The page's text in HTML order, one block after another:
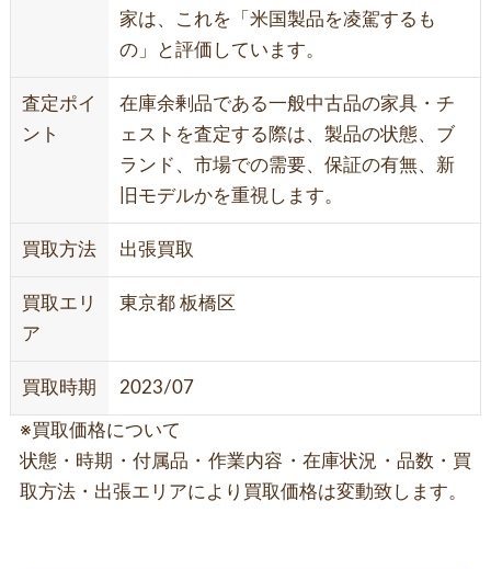
家は、これを「米国製品を凌駕するも
の」と評価しています。
査定ポイ
ント
在庫余剰品である一般中古品の家具・チ
ェストを査定する際は、製品の状態、ブ
ランド、市場での需要、保証の有無、新
旧モデルかを重視します。
買取方法 出張買取
買取エリ
ア
東京都 板橋区
買取時期 2023/07
※買取価格について
状態・時期・付属品・作業内容・在庫状況・品数・買
取方法・出張エリアにより買取価格は変動致します。